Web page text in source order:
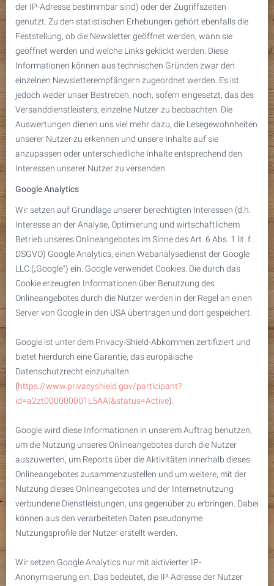
der IP-Adresse bestimmbar sind) oder der Zugriffszeiten
genutzt. Zu den statistischen Erhebungen gehört ebenfalls die
Feststellung, ob die Newsletter geöffnet werden, wann sie
geöffnet werden und welche Links geklickt werden. Diese
Informationen können aus technischen Gründen zwar den
einzelnen Newsletterempfängern zugeordnet werden. Es ist
jedoch weder unser Bestreben, noch, sofern eingesetzt, das des
Versanddienstleisters, einzelne Nutzer zu beobachten. Die
Auswertungen dienen uns viel mehr dazu, die Lesegewohnheiten
unserer Nutzer zu erkennen und unsere Inhalte auf sie
anzupassen oder unterschiedliche Inhalte entsprechend den
Interessen unserer Nutzer zu versenden.
Google Analytics
Wir setzen auf Grundlage unserer berechtigten Interessen (d.h.
Interesse an der Analyse, Optimierung und wirtschaftlichem
Betrieb unseres Onlineangebotes im Sinne des Art. 6 Abs. 1 lit. f.
DSGVO) Google Analytics, einen Webanalysedienst der Google
LLC („Google“) ein. Google verwendet Cookies. Die durch das
Cookie erzeugten Informationen über Benutzung des
Onlineangebotes durch die Nutzer werden in der Regel an einen
Server von Google in den USA übertragen und dort gespeichert.
Google ist unter dem Privacy-Shield-Abkommen zertifiziert und
bietet hierdurch eine Garantie, das europäische
Datenschutzrecht einzuhalten
(https://www.privacyshield.gov/participant?
id=a2zt000000001L5AAI&status=Active).
Google wird diese Informationen in unserem Auftrag benutzen,
um die Nutzung unseres Onlineangebotes durch die Nutzer
auszuwerten, um Reports über die Aktivitäten innerhalb dieses
Onlineangebotes zusammenzustellen und um weitere, mit der
Nutzung dieses Onlineangebotes und der Internetnutzung
verbundene Dienstleistungen, uns gegenüber zu erbringen. Dabei
können aus den verarbeiteten Daten pseudonyme
Nutzungsprofile der Nutzer erstellt werden.
Wir setzen Google Analytics nur mit aktivierter IP-
Anonymisierung ein. Das bedeutet, die IP-Adresse der Nutzer